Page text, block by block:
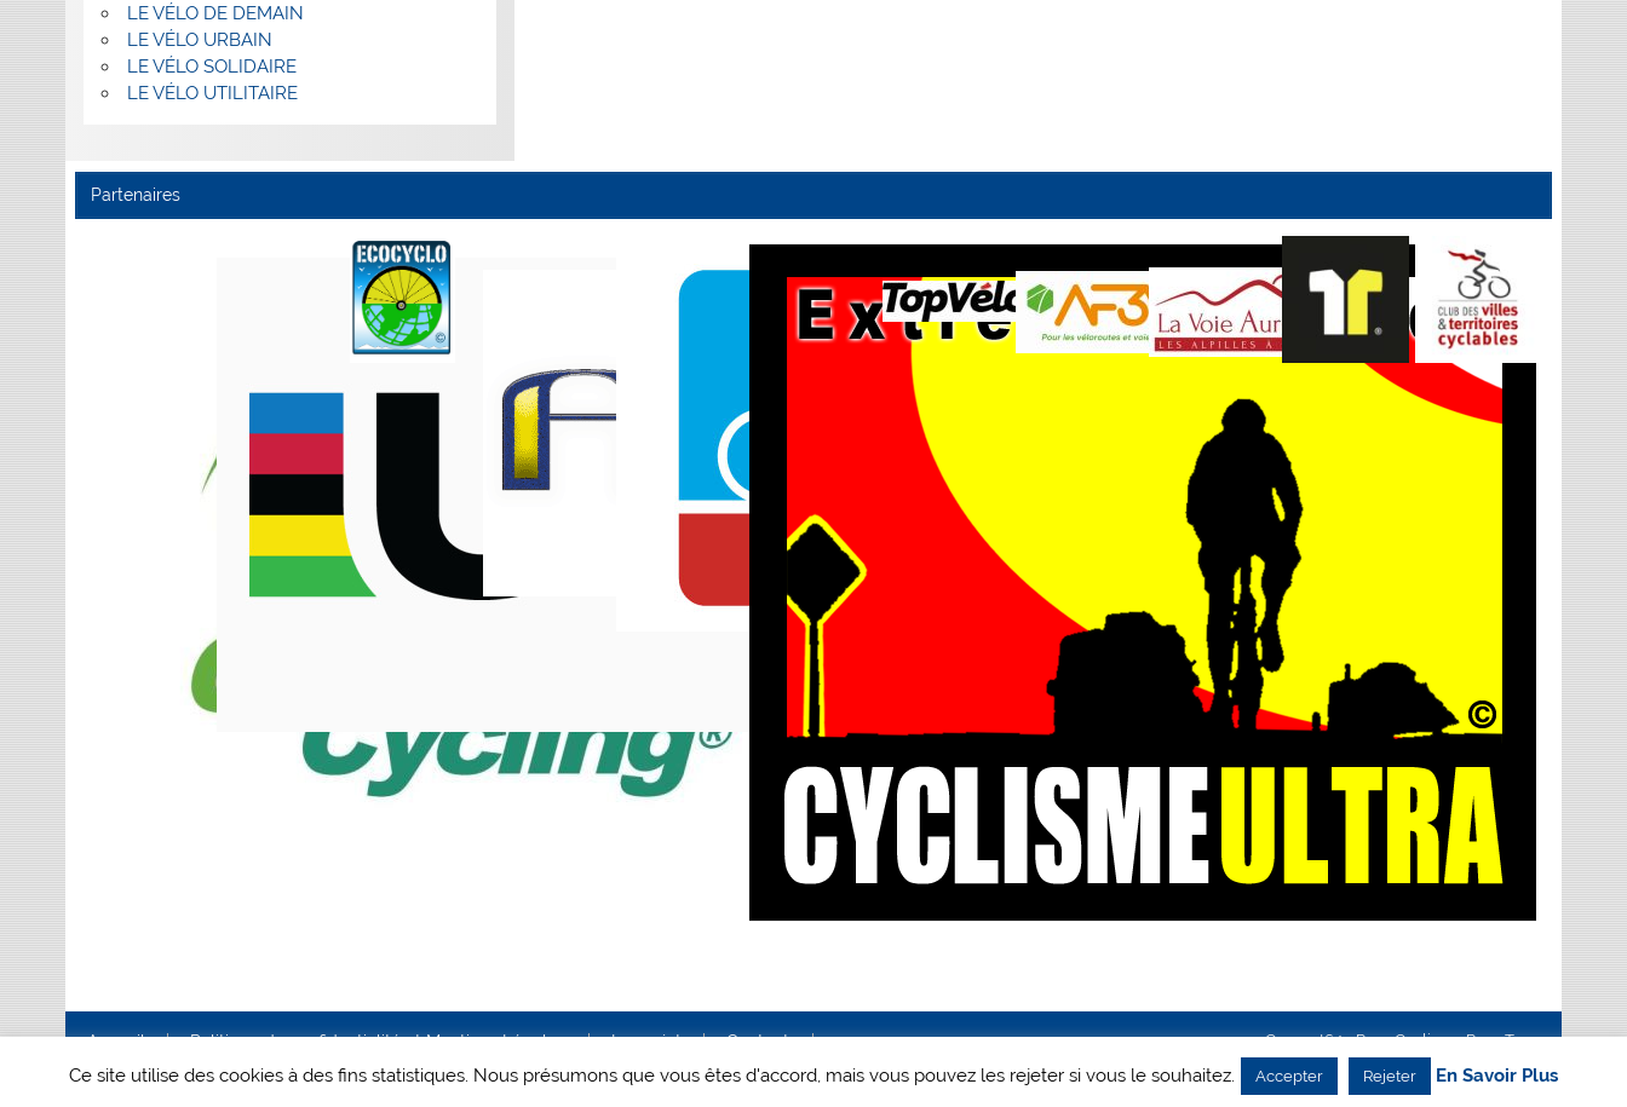
LE VÉLO DE DEMAIN
LE VÉLO URBAIN
LE VÉLO SOLIDAIRE
LE VÉLO UTILITAIRE
Partenaires
Accueil Politique de confidentialité et Mentions Légales Le projet Contact Creanet64- Pour Cyclisme Pour Tous
Ce site utilise des cookies à des fins statistiques. Nous présumons que vous êtes d'accord, mais vous pouvez les rejeter si vous le souhaitez. Accepter Rejeter En Savoir Plus